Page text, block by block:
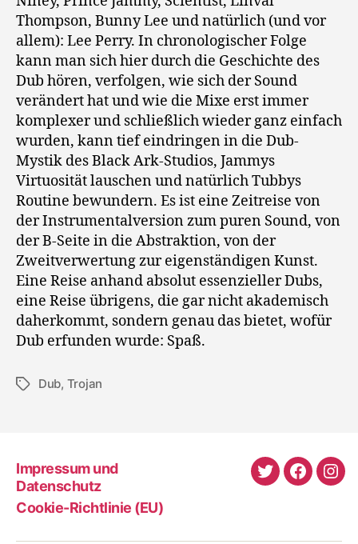
Thompson, Bunny Lee und natürlich (und vor
allem): Lee Perry. In chronologischer Folge
kann man sich hier durch die Geschichte des
Dub hören, verfolgen, wie sich der Sound
verändert hat und wie die Mixe erst immer
komplexer und schließlich wieder ganz einfach
wurden, kann tief eindringen in die Dub-
Mystik des Black Ark-Studios, Jammys
Virtuosität lauschen und natürlich Tubbys
Routine bewundern. Es ist eine Zeitreise von
der Instrumentalversion zum puren Sound, von
der B-Seite in die Abstraktion, von der
Zweitverwertung zur eigenständigen Kunst.
Eine Reise anhand absolut essenzieller Dubs,
eine Reise übrigens, die gar nicht akademisch
daherkommt, sondern genau das bietet, wofür
Dub erfunden wurde: Spaß.
Schlagwörter
Dub, Trojan
Impressum und
Datenschutz
Cookie-Richtlinie (EU)
Twitter